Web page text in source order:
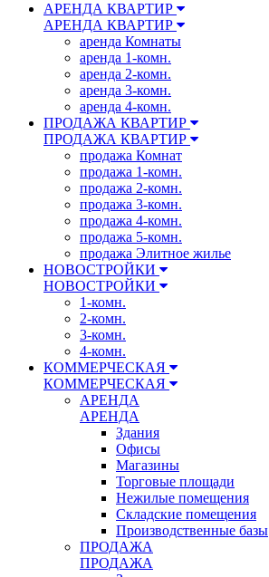
АРЕНДА КВАРТИР
АРЕНДА КВАРТИР
аренда Комнаты
аренда 1-комн.
аренда 2-комн.
аренда 3-комн.
аренда 4-комн.
ПРОДАЖА КВАРТИР
ПРОДАЖА КВАРТИР
продажа Комнат
продажа 1-комн.
продажа 2-комн.
продажа 3-комн.
продажа 4-комн.
продажа 5-комн.
продажа Элитное жилье
НОВОСТРОЙКИ
НОВОСТРОЙКИ
1-комн.
2-комн.
3-комн.
4-комн.
КОММЕРЧЕСКАЯ
КОММЕРЧЕСКАЯ
АРЕНДА
АРЕНДА
Здания
Офисы
Магазины
Торговые площади
Нежилые помещения
Складские помещения
Производственные базы
ПРОДАЖА
ПРОДАЖА